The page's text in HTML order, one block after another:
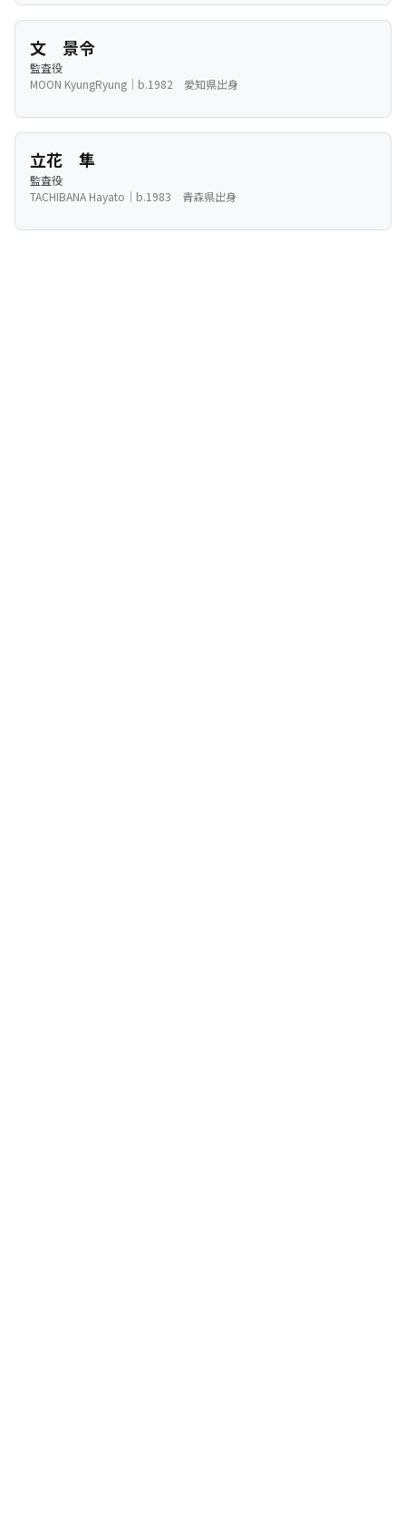
文 景令
監査役
MOON KyungRyung｜b.1982 愛知県出身
立花 隼
監査役
TACHIBANA Hayato｜b.1983 青森県出身